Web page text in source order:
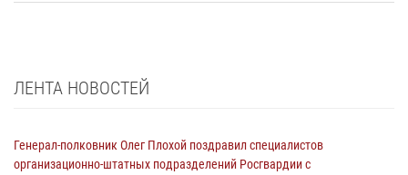
ЛЕНТА НОВОСТЕЙ
Генерал-полковник Олег Плохой поздравил специалистов
организационно-штатных подразделений Росгвардии с